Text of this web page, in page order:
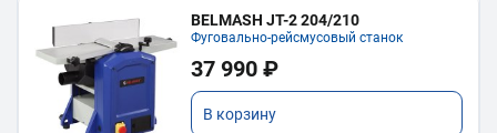
BELMASH JT-2 204/210
Фуговально-рейсмусовый станок
37 990 ₽
В корзину